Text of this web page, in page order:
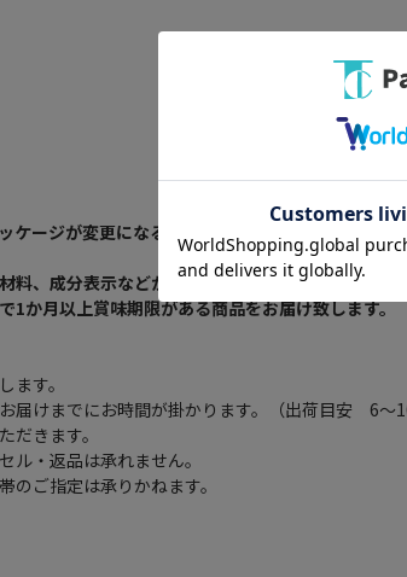
ージが変更になる場合がございます。新旧パッ
、成分表示などが変更される場合がございます
1か月以上賞味期限がある商品をお届け致します。
す。
けまでにお時間が掛かります。（出荷目安 6～
きます。
・返品は承れません。
ご指定は承りかねます。